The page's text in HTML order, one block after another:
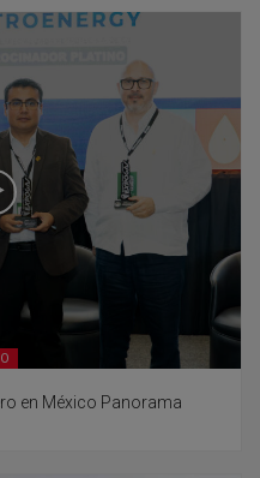
en México Panorama